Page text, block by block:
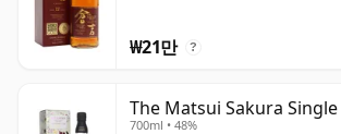
₩21만 ?
The Matsui Sakura Single
700ml • 48%